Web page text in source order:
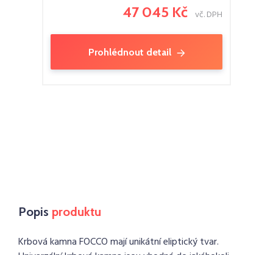
47 045 Kč vč. DPH
Prohlédnout detail
Popis produktu
Krbová kamna FOCCO mají unikátní eliptický tvar.